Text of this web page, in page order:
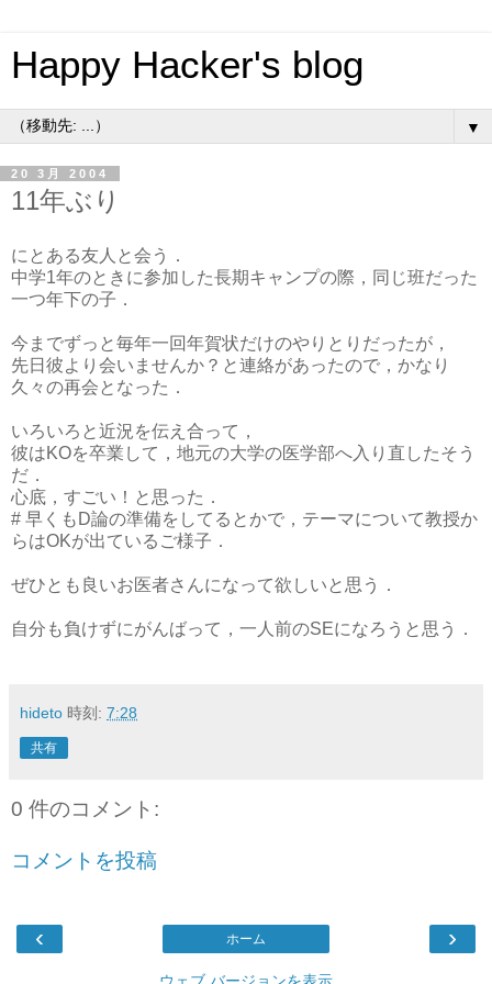
Happy Hacker's blog
▼
20 3月 2004
11年ぶり
にとある友人と会う．
中学1年のときに参加した長期キャンプの際，同じ班だった
一つ年下の子．
今までずっと毎年一回年賀状だけのやりとりだったが，
先日彼より会いませんか？と連絡があったので，かなり
久々の再会となった．
いろいろと近況を伝え合って，
彼はKOを卒業して，地元の大学の医学部へ入り直したそう
だ．
心底，すごい！と思った．
# 早くもD論の準備をしてるとかで，テーマについて教授か
らはOKが出ているご様子．
ぜひとも良いお医者さんになって欲しいと思う．
自分も負けずにがんばって，一人前のSEになろうと思う．
hideto 時刻: 7:28
共有
0 件のコメント:
コメントを投稿
‹ ›
ホーム
ウェブ バージョンを表示